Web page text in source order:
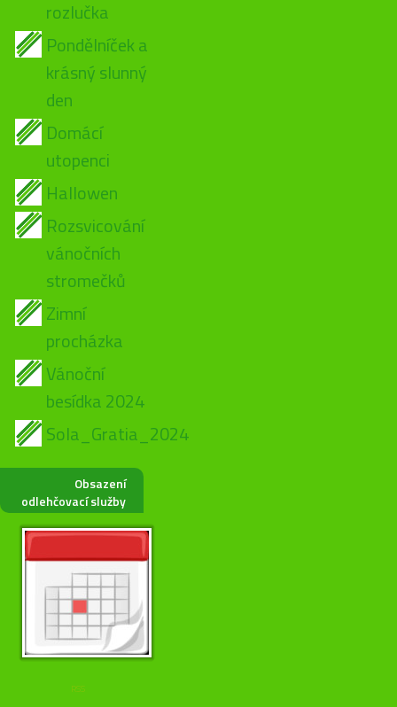
rozlučka
Pondělníček a
krásný slunný
den
Domácí
utopenci
Hallowen
Rozsvicování
vánočních
stromečků
Zimní
procházka
Vánoční
besídka 2024
Sola_Gratia_2024
Obsazení
odlehčovací služby
RSS